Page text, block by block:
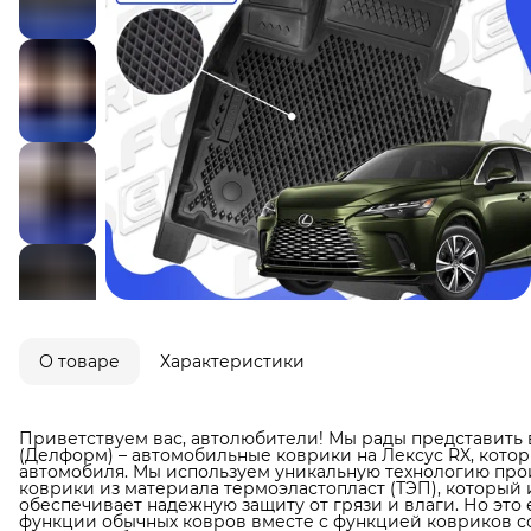
О товаре Характеристики
Приветствуем вас, автолюбители! Мы рады
(Делформ) – автомобильные коврики на Лексус RX,
автомобиля. Мы используем уникальную технологию
коврики из материала термоэластопласт (ТЭП),
обеспечивает надежную защиту от грязи и влаги. Но
функции обычных ковров вместе с функцией ковриков